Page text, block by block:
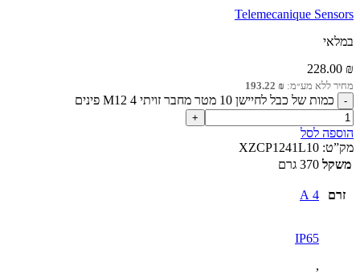
Telemecanique Sensors
במלאי
228.00 ₪
מחיר ללא מע״מ: 193.22 ₪
כמות של כבל לחיישן 10 מטר מחבר זויתי M12 4 פינים
הוספה לסל
מק”ט: XZCP1241L10
משקל 370 גרם
זרם 4 A
IP65
,